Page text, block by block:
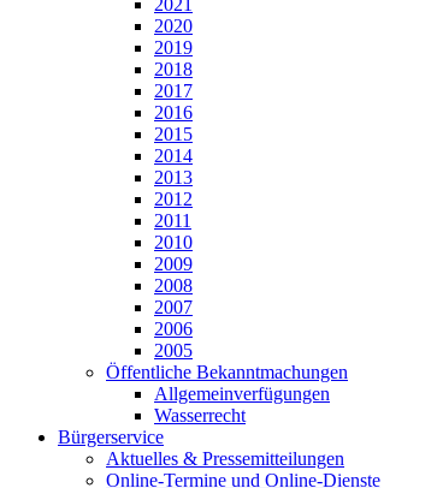
2021
2020
2019
2018
2017
2016
2015
2014
2013
2012
2011
2010
2009
2008
2007
2006
2005
Öffentliche Bekanntmachungen
Allgemeinverfügungen
Wasserrecht
Bürgerservice
Aktuelles & Pressemitteilungen
Online-Termine und Online-Dienste